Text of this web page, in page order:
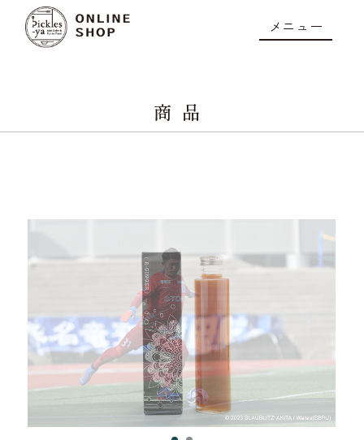
メニュー
商品